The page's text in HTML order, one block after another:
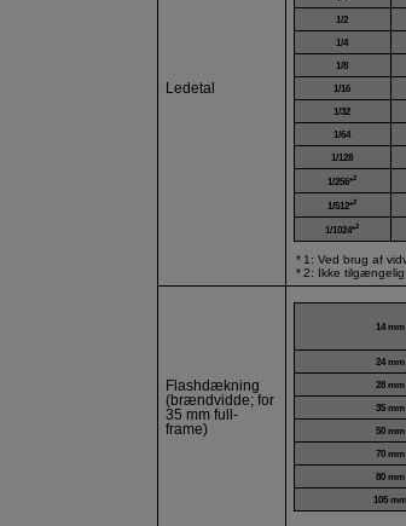
Ledetal
1/2
1/4
1/8
1/16
1/32
1/64
1/128
1/256*2
1/512*2
1/1024*2
1: Ved brug af
2: Ikke tilgængelig
Flashdækning
(brændvidde; for
35 mm full-
frame)
14 mm
24 mm
28 mm
35 mm
50 mm
70 mm
80 mm
105 mm